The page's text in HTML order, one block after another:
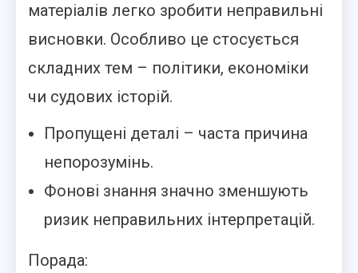
матеріалів легко зробити неправильні
висновки. Особливо це стосується
складних тем – політики, економіки
чи судових історій.
Пропущені деталі – часта причина
непорозумінь.
Фонові знання значно зменшують
ризик неправильних інтерпретацій.
Порада: